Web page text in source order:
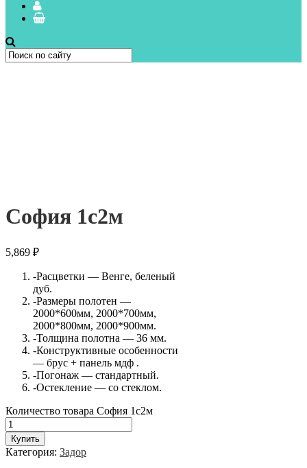
София 1с2м
5,869 ₽
-Расцветки — Венге, беленый
дуб.
-Размеры полотен —
2000*600мм, 2000*700мм,
2000*800мм, 2000*900мм.
-Толщина полотна — 36 мм.
-Конструктивные особенности
— брус + панель мдф .
-Погонаж — стандартный.
-Остекление — со стеклом.
Количество товара София 1с2м
Купить
Категория: Задор